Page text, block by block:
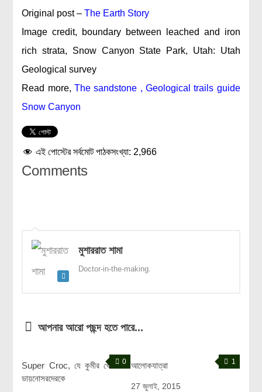
প্রশ্নমালা
অন্যান্য
বিজ্ঞানযাত্রায় লেখা জমা দেয়ার নির্দেশনাসমূহ
তথ্য ও যোগাযোগ
বিজ্ঞানযাত্রা ম্যাগাজিন
বৈজ্ঞানিক কল্পকাহিনী
লজিক এবং ফ্যালাসি
বিজ্ঞান নিয়ে কার্টুন
Original post –The Earth Story
Image credit, boundary between leached and iron
rich strata, Snow Canyon State Park, Utah: Utah
Geological survey
Read more,The sandstone , Geological trails guide
Snow Canyon
এই পোস্টের সর্বমোট পাঠকসংখ্যা: 2,966
Comments
মুশাররাত শামা
Doctor-in-the-making.
আপনার আরো পছন্দ হতে পারে...
0
Super Croc, যে কুমীর খেতো
ডায়নোসরদেরকে
1
আলোকযাত্রা
27 জুলাই, 2015